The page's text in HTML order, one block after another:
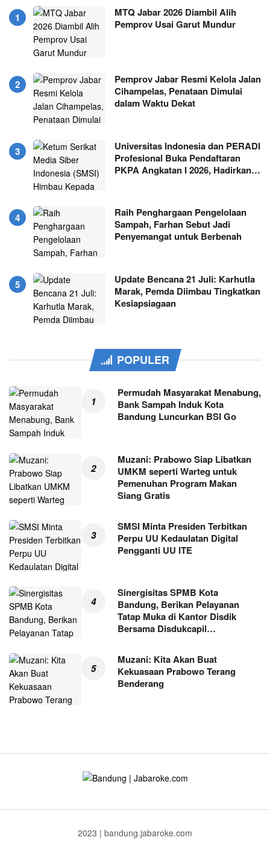
MTQ Jabar 2026 Diambil Alih
Pemprov Usai Garut Mundur
Pemprov Jabar Resmi Kelola Jalan
Cihampelas, Penataan Dimulai
dalam Waktu Dekat
Universitas Indonesia dan PERADI
Profesional Buka Pendaftaran
PKPA Angkatan I 2026, Hadirkan…
Raih Penghargaan Pengelolaan
Sampah, Farhan Sebut Jadi
Penyemangat untuk Berbenah
Update Bencana 21 Juli: Karhutla
Marak, Pemda Diimbau Tingkatkan
Kesiapsiagaan
POPULER
Permudah Masyarakat Menabung,
Bank Sampah Induk Kota
Bandung Luncurkan BSI Go
Muzani: Prabowo Siap Libatkan
UMKM seperti Warteg untuk
Pemenuhan Program Makan
Siang Gratis
SMSI Minta Presiden Terbitkan
Perpu UU Kedaulatan Digital
Pengganti UU ITE
Sinergisitas SPMB Kota
Bandung, Berikan Pelayanan
Tatap Muka di Kantor Disdik
Bersama Disdukcapil…
Muzani: Kita Akan Buat
Kekuasaan Prabowo Terang
Benderang
2023 | bandung.jabaroke.com